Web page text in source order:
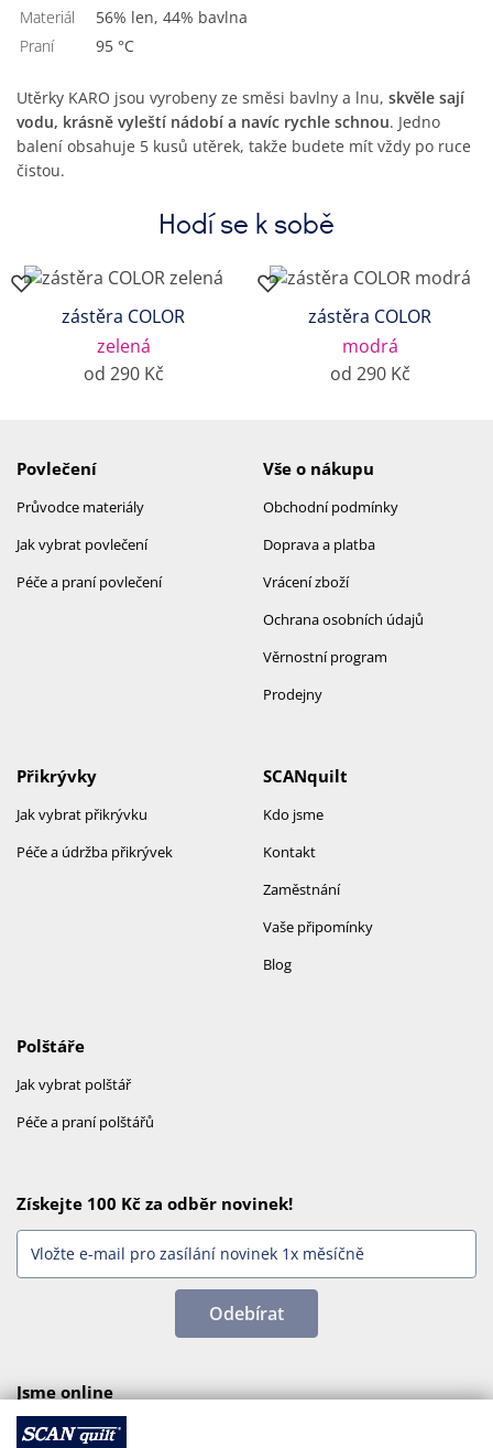
Materiál
56% len, 44% bavlna
Praní
95 °C
Utěrky KARO jsou vyrobeny ze směsi bavlny a lnu, skvěle sají
vodu, krásně vyleští nádobí a navíc rychle schnou. Jedno
balení obsahuje 5 kusů utěrek, takže budete mít vždy po ruce
čistou.
Hodí se k sobě
zástěra COLOR
zelená
od 290 Kč
zástěra COLOR
modrá
od 290 Kč
Povlečení
Průvodce materiály
Jak vybrat povlečení
Péče a praní povlečení
Vše o nákupu
Obchodní podmínky
Doprava a platba
Vrácení zboží
Ochrana osobních údajů
Věrnostní program
Prodejny
SCANquilt
Kdo jsme
Kontakt
Zaměstnání
Vaše připomínky
Blog
Přikrývky
Jak vybrat přikrývku
Péče a údržba přikrývek
Polštáře
Jak vybrat polštář
Péče a praní polštářů
Získejte 100 Kč za odběr novinek!
Odebírat
Jsme online